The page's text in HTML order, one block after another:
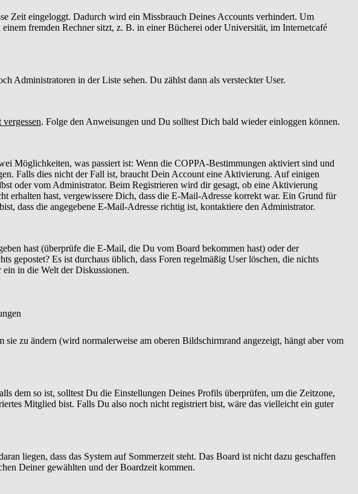
Zeit eingeloggt. Dadurch wird ein Missbrauch Deines Accounts verhindert. Um
fremden Rechner sitzt, z. B. in einer Bücherei oder Universität, im Internetcafé
Administratoren in der Liste sehen. Du zählst dann als versteckter User.
. Folge den Anweisungen und Du solltest Dich bald wieder einloggen können.
Möglichkeiten, was passiert ist: Wenn die COPPA-Bestimmungen aktiviert sind und
Falls dies nicht der Fall ist, braucht Dein Account eine Aktivierung. Auf einigen
oder vom Administrator. Beim Registrieren wird dir gesagt, ob eine Aktivierung
hast, vergewissere Dich, dass die E-Mail-Adresse korrekt war. Ein Grund für
dass die angegebene E-Mail-Adresse richtig ist, kontaktiere den Administrator.
hast (überprüfe die E-Mail, die Du vom Board bekommen hast) oder der
gepostet? Es ist durchaus üblich, dass Foren regelmäßig User löschen, die nichts
ein in die Welt der Diskussionen.
sie zu ändern (wird normalerweise am oberen Bildschirmrand angezeigt, hängt aber vom
dem so ist, solltest Du die Einstellungen Deines Profils überprüfen, um die Zeitzone,
Mitglied bist. Falls Du also noch nicht registriert bist, wäre das vielleicht ein guter
liegen, dass das System auf Sommerzeit steht. Das Board ist nicht dazu geschaffen
Deiner gewählten und der Boardzeit kommen.